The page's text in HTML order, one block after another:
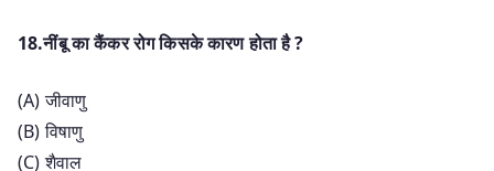
18.नींबू का कैंकर रोग किसके कारण होता है ?
(A) जीवाणु
(B) विषाणु
(C) शैवाल